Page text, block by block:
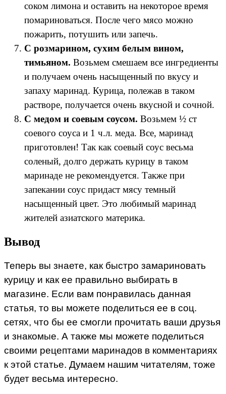
соком лимона и оставить на некоторое время
помариноваться. После чего мясо можно
пожарить, потушить или запечь.
С розмарином, сухим белым вином,
тимьяном. Возьмем смешаем все ингредиенты
и получаем очень насыщенный по вкусу и
запаху маринад. Курица, полежав в таком
растворе, получается очень вкусной и сочной.
С медом и соевым соусом. Возьмем ½ ст
соевого соуса и 1 ч.л. меда. Все, маринад
приготовлен! Так как соевый соус весьма
соленый, долго держать курицу в таком
маринаде не рекомендуется. Также при
запекании соус придаст мясу темный
насыщенный цвет. Это любимый маринад
жителей азиатского материка.
Вывод
Теперь вы знаете, как быстро замариновать
курицу и как ее правильно выбирать в
магазине. Если вам понравилась данная
статья, то вы можете поделиться ее в соц.
сетях, что бы ее смогли прочитать ваши друзья
и знакомые. А также мы можете поделиться
своими рецептами маринадов в комментариях
к этой статье. Думаем нашим читателям, тоже
будет весьма интересно.